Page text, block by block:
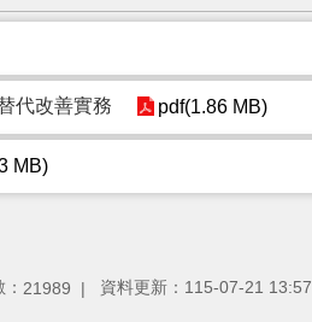
代改善實務 pdf(1.86 MB)
MB)
21989 資料更新： 115-07-21 13:57